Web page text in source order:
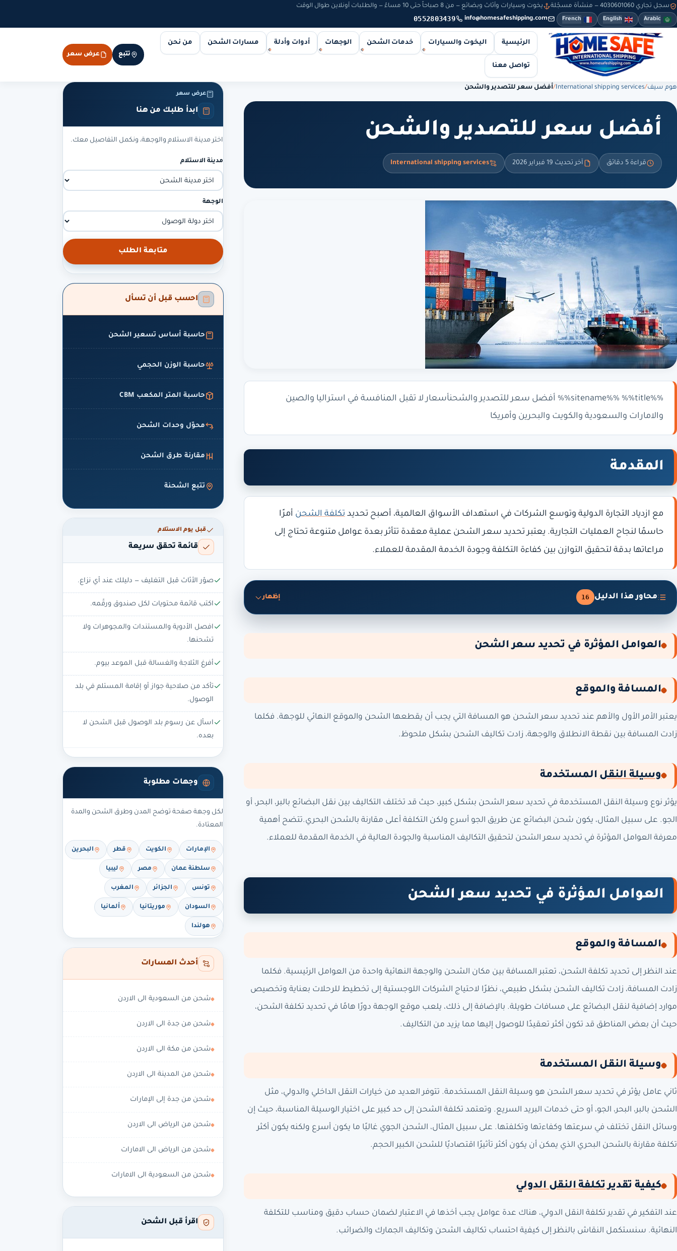
سجل تجاري 4030601060 — منشأة مسجّلة يخوت وسيارات وأثاث وبضائع — من 8 صباحاً حتى 10 مساءً — والطلبات أونلاين طوال الوقت
Arabic
English
French
info@homesafeshipping.com
0552803439
الرئيسية اليخوت والسيارات خدمات الشحن الوجهات أدوات وأدلة مسارات الشحن من نحن
تواصل معنا
تتبع عرض سعر
هوم سيف/
International shipping services
/أفضل سعر للتصدير والشحن
أفضل سعر للتصدير والشحن
قراءة 5 دقائق آخر تحديث 19 فبراير 2026 International shipping services
%%sitename%% %%title%% أفضل سعر للتصدير والشحنأسعار لا تقبل المنافسة في استراليا والصين
والامارات والسعودية والكويت والبحرين وأمريكا
المقدمة
مع ازدياد التجارة الدولية وتوسع الشركات في استهداف الأسواق العالمية، أصبح تحديد تكلفة الشحن أمرًا
حاسمًا لنجاح العمليات التجارية. يعتبر تحديد سعر الشحن عملية معقدة تتأثر بعدة عوامل متنوعة تحتاج إلى
مراعاتها بدقة لتحقيق التوازن بين كفاءة التكلفة وجودة الخدمة المقدمة للعملاء.
محاور هذا الدليل 16 إظهار
العوامل المؤثرة في تحديد سعر الشحن
المسافة والموقع
يعتبر الأمر الأول والأهم عند تحديد سعر الشحن هو المسافة التي يجب أن يقطعها الشحن والموقع النهائي للوجهة. فكلما
زادت المسافة بين نقطة الانطلاق والوجهة، زادت تكاليف الشحن بشكل ملحوظ.
وسيلة النقلالمستخدمة
يؤثر نوع وسيلة النقل المستخدمة في تحديد سعر الشحن بشكل كبير، حيث قد تختلف التكاليف بين نقل البضائع بالبر، البحر، أو
الجو. على سبيل المثال، يكون شحن البضائع عن طريق الجو أسرع ولكن التكلفة أعلى مقارنة بالشحن البحري.تتضح أهمية
معرفة العوامل المؤثرة في تحديد سعر الشحن لتحقيق التكاليف المناسبة والجودة العالية في الخدمة المقدمة للعملاء.
العوامل المؤثرة في تحديد سعر الشحن
المسافة والموقع
عند النظر إلى تحديد تكلفة الشحن، تعتبر المسافة بين مكان الشحن والوجهة النهائية واحدة من العوامل الرئيسية. فكلما
زادت المسافة، زادت تكاليف الشحن بشكل طبيعي، نظرًا لاحتياج الشركات اللوجستية إلى تخطيط للرحلات بعناية وتخصيص
موارد إضافية لنقل البضائع على مسافات طويلة. بالإضافة إلى ذلك، يلعب موقع الوجهة دورًا هامًا في تحديد تكلفة الشحن،
حيث أن بعض المناطق قد تكون أكثر تعقيدًا للوصول إليها مما يزيد من التكاليف.
وسيلة النقل المستخدمة
ثاني عامل يؤثر في تحديد سعر الشحن هو وسيلة النقل المستخدمة. تتوفر العديد من خيارات النقل الداخلي والدولي، مثل
الشحن بالبر، البحر، الجو، أو حتى خدمات البريد السريع. وتعتمد تكلفة الشحن إلى حد كبير على اختيار الوسيلة المناسبة، حيث إن
وسائل النقل تختلف في سرعتها وكفاءتها وتكلفتها. على سبيل المثال، الشحن الجوي غالبًا ما يكون أسرع ولكنه يكون أكثر
تكلفة مقارنة بالشحن البحري الذي يمكن أن يكون أكثر تأثيرًا اقتصاديًا للشحن الكبير الحجم.
كيفية تقديرتكلفة النقل الدولي
عند التفكير في تقدير تكلفة النقل الدولي، هناك عدة عوامل يجب أخذها في الاعتبار لضمان حساب دقيق ومناسب للتكلفة
النهائية. سنستكمل النقاش بالنظر إلى كيفية احتساب تكاليف الشحن وتكاليف الجمارك والضرائب.
عرض سعر
ابدأ طلبك من هنا
اختر مدينة الاستلام والوجهة، ونكمل التفاصيل معك.
مدينة الاستلام
الوجهة
متابعة الطلب
احسب قبل أن تسأل
حاسبة أساس تسعير الشحن
حاسبة الوزن الحجمي
حاسبة المتر المكعب CBM
محوّل وحدات الشحن
مقارنة طرق الشحن
تتبع الشحنة
قبل يوم الاستلام
قائمة تحقق سريعة
صوّر الأثاث قبل التغليف — دليلك عند أي نزاع.
اكتب قائمة محتويات لكل صندوق ورقّمه.
افصل الأدوية والمستندات والمجوهرات ولا
تشحنها.
أفرغ الثلاجة والغسالة قبل الموعد بيوم.
تأكد من صلاحية جواز أو إقامة المستلم في بلد
الوصول.
اسأل عن رسوم بلد الوصول قبل الشحن لا
بعده.
وجهات مطلوبة
لكل وجهة صفحة توضح المدن وطرق الشحن والمدة
المعتادة.
الإمارات الكويت قطر البحرين
سلطنة عمان مصر ليبيا
تونس الجزائر المغرب
السودان موريتانيا ألمانيا
هولندا
أحدث المسارات
شحن من السعودية الى الاردن
شحن من جدة الى الاردن
شحن من مكة الى الاردن
شحن من المدينة الى الاردن
شحن من جدة إلى الإمارات
شحن من الرياض الى الاردن
شحن من الرياض الى الامارات
شحن من السعودية الى الامارات
اقرأ قبل الشحن